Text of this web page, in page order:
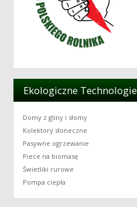
Ekologiczne Technologie
Domy z gliny i słomy
Kolektory słoneczne
Pasywne ogrzewanie
Piece na biomasę
Świetliki rurowe
Pompa ciepła